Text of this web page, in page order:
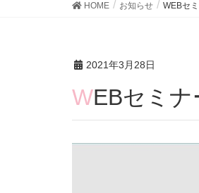
HOME お知らせ WEBセ
2021年3月28日
WEBセミ